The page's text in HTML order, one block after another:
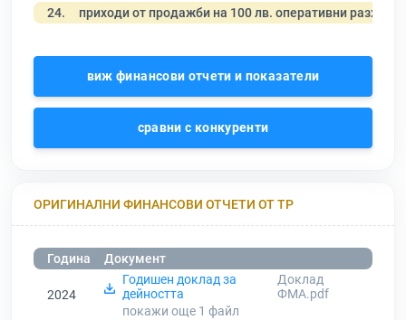
24. приходи от продажби на 100 лв. оперативни разходи
виж финансови отчети и показатели
сравни с конкуренти
ОРИГИНАЛНИ ФИНАНСОВИ ОТЧЕТИ ОТ ТР
Година Документ
2024
Годишен доклад за
дейността
Доклад
ФМА.pdf
покажи още 1 файл